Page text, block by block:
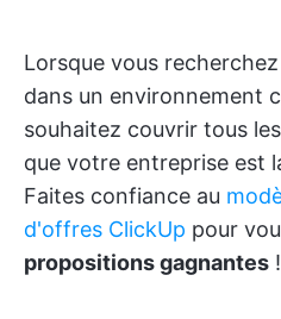
Lorsque vous
dans un environnement
souhaitez couvrir tous
que votre entreprise est
Faites confiance au
d'offres ClickUp pour
propositions gagnantes